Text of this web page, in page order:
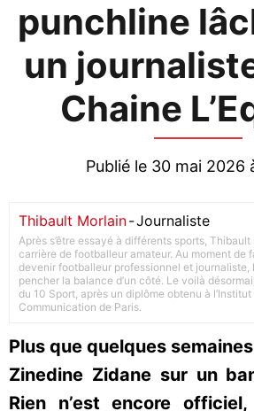
punchline
un
Chaine
Publié le 30 mai 2026
Thibault Morlain-Journaliste
Après s’être essayé à différents sports,
carrière de footballeur amateur. Au moment de
devenir footballeur professionnel et journaliste,
pencher la balance d’un côté. Le voilà
du 10 Sport, après un diplôme obtenu à
Communication de Paris.
Plus que quelques
Zinedine Zidane sur un
Rien n’est encore